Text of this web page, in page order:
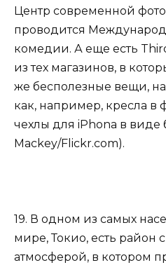
Центр современной
проводится
комедии. А еще есть
из тех магазинов, в
же бесполезные вещи,
как, например, кресла
чехлы для iPhona в виде
Mackey/Flickr.com).
19. В одном из самых
мире, Токио, есть район
атмосферой, в котором